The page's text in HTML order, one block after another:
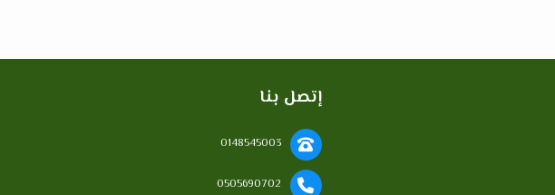
إتصل بنا
0148545003
0505690702